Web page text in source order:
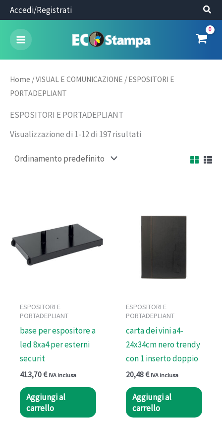
al
contenuto
Accedi/Registrati
Home /VISUAL E COMUNICAZIONE / ESPOSITORI E
PORTADEPLIANT
ESPOSITORI E PORTADEPLIANT
Visualizzazione di 1-12 di 197 risultati
ESPOSITORI E
PORTADEPLIANT
base per espositore a
led 8xa4 per esterni
securit
413,70€ IVA inclusa
Aggiungi al
carrello
ESPOSITORI E
PORTADEPLIANT
carta dei vini a4-
24x34cm nero trendy
con 1 inserto doppio
20,48€ IVA inclusa
Aggiungi al
carrello